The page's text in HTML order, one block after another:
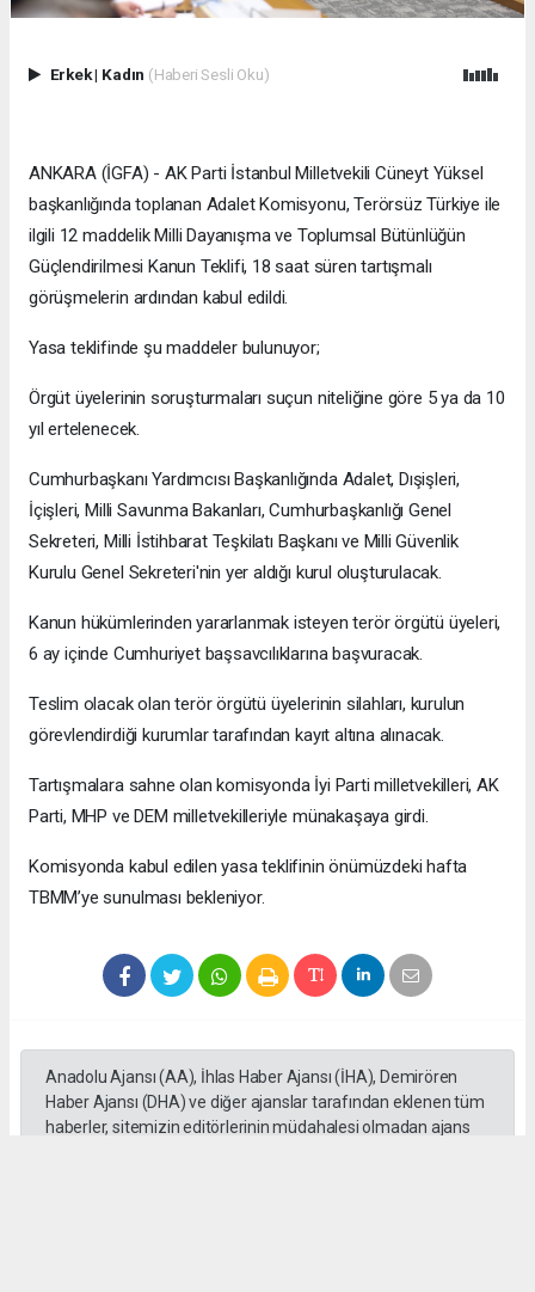
Erkek| Kadın (Haberi Sesli Oku)
ANKARA (İGFA) - AK Parti İstanbul Milletvekili Cüneyt Yüksel
başkanlığında toplanan Adalet Komisyonu, Terörsüz Türkiye ile
ilgili 12 maddelik Milli Dayanışma ve Toplumsal Bütünlüğün
Güçlendirilmesi Kanun Teklifi, 18 saat süren tartışmalı
görüşmelerin ardından kabul edildi.
Yasa teklifinde şu maddeler bulunuyor;
Örgüt üyelerinin soruşturmaları suçun niteliğine göre 5 ya da 10
yıl ertelenecek.
Cumhurbaşkanı Yardımcısı Başkanlığında Adalet, Dışişleri,
İçişleri, Milli Savunma Bakanları, Cumhurbaşkanlığı Genel
Sekreteri, Milli İstihbarat Teşkilatı Başkanı ve Milli Güvenlik
Kurulu Genel Sekreteri'nin yer aldığı kurul oluşturulacak.
Kanun hükümlerinden yararlanmak isteyen terör örgütü üyeleri,
6 ay içinde Cumhuriyet başsavcılıklarına başvuracak.
Teslim olacak olan terör örgütü üyelerinin silahları, kurulun
görevlendirdiği kurumlar tarafından kayıt altına alınacak.
Tartışmalara sahne olan komisyonda İyi Parti milletvekilleri, AK
Parti, MHP ve DEM milletvekilleriyle münakaşaya girdi.
Komisyonda kabul edilen yasa teklifinin önümüzdeki hafta
TBMM’ye sunulması bekleniyor.
Anadolu Ajansı (AA), İhlas Haber Ajansı (İHA), Demirören
Haber Ajansı (DHA) ve diğer ajanslar tarafından eklenen tüm
haberler, sitemizin editörlerinin müdahalesi olmadan ajans